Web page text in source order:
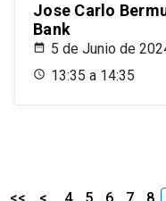
Jose Carlo
Bank
5 de Junio de
13:35 a 14:35